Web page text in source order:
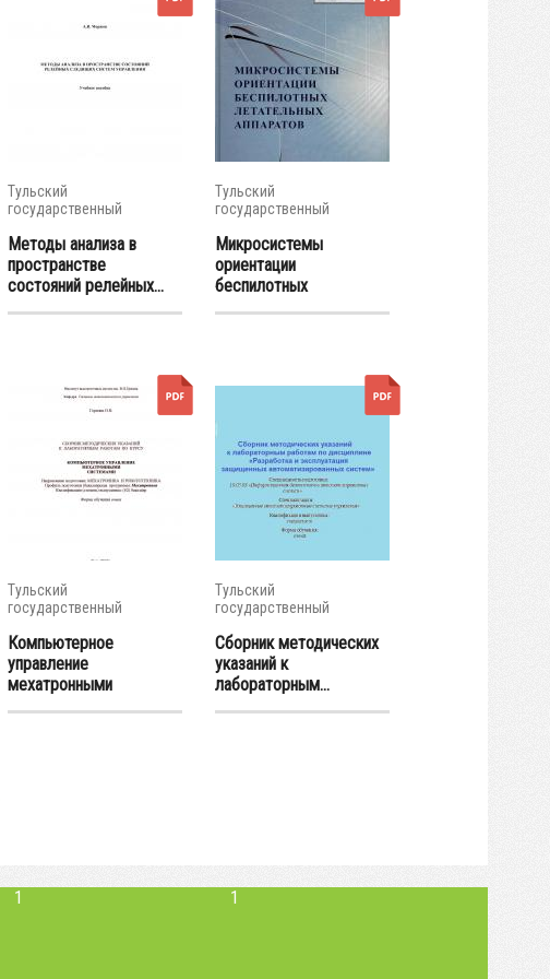
Тульский
государственный
Методы анализа в
пространстве
состояний релейных...
Тульский
государственный
Микросистемы
ориентации
беспилотных
летательных...
Тульский
государственный
Компьютерное
управление
мехатронными
системами:...
Тульский
государственный
Сборник методических
указаний к
лабораторным...
1 1